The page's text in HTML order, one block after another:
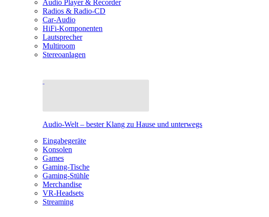
Audio Player & Recorder
Radios & Radio-CD
Car-Audio
HiFi-Komponenten
Lautsprecher
Multiroom
Stereoanlagen
Audio-Welt – bester Klang zu Hause und unterwegs
Eingabegeräte
Konsolen
Games
Gaming-Tische
Gaming-Stühle
Merchandise
VR-Headsets
Streaming